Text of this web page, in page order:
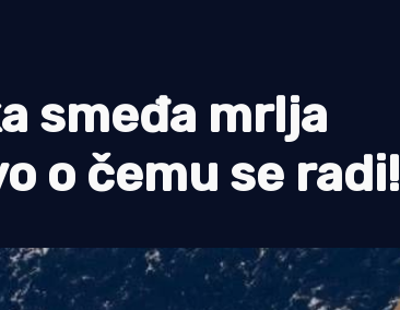
smeđa mrlja
o čemu se radi!